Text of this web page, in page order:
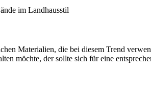
im Landhausstil
Materialien, die bei diesem Trend
möchte, der sollte sich für eine